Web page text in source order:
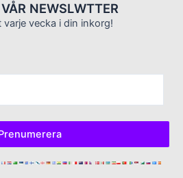
NEWSLWTTER
varje vecka i din inkorg!